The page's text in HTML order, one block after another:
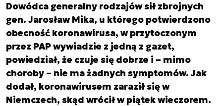
Dowódca generalny rodzajów sił zbrojnych
gen. Jarosław Mika, u którego potwierdzono
obecność koronawirusa, w przytoczonym
przez PAP wywiadzie z jedną z gazet,
powiedział, że czuje się dobrze i – mimo
choroby – nie ma żadnych symptomów. Jak
dodał, koronawirusem zaraził się w
Niemczech, skąd wrócił w piątek wieczorem.